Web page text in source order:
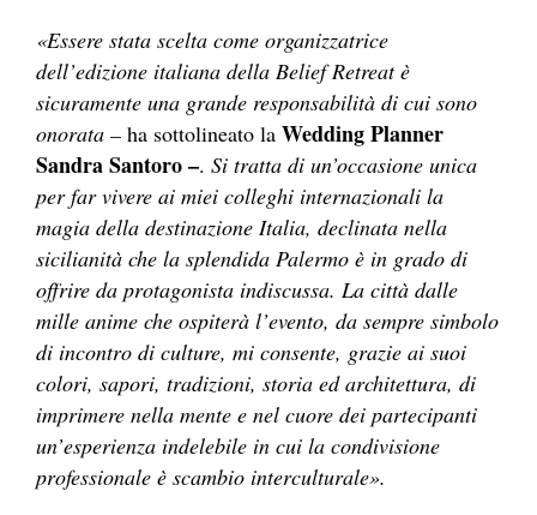
«Essere stata scelta come organizzatrice
dell’edizione italiana della Belief Retreat è
sicuramente una grande responsabilità di cui sono
onorata – ha sottolineato la Wedding Planner
Sandra Santoro –. Si tratta di un’occasione unica
per far vivere ai miei colleghi internazionali la
magia della destinazione Italia, declinata nella
sicilianità che la splendida Palermo è in grado di
offrire da protagonista indiscussa. La città dalle
mille anime che ospiterà l’evento, da sempre simbolo
di incontro di culture, mi consente, grazie ai suoi
colori, sapori, tradizioni, storia ed architettura, di
imprimere nella mente e nel cuore dei partecipanti
un’esperienza indelebile in cui la condivisione
professionale è scambio interculturale».